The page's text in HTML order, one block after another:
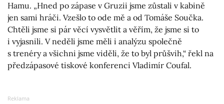
Hamu. „Hned po zápase v Gruzii jsme zůstali v kabině
jen sami hráči. Vzešlo to ode mě a od Tomáše Součka.
Chtěli jsme si pár věcí vysvětlit a věřím, že jsme si to
i vyjasnili. V neděli jsme měli i analýzu společně
s trenéry a všichni jsme viděli, že to byl průšvih,“ řekl na
předzápasové tiskové konferenci Vladimír Coufal.